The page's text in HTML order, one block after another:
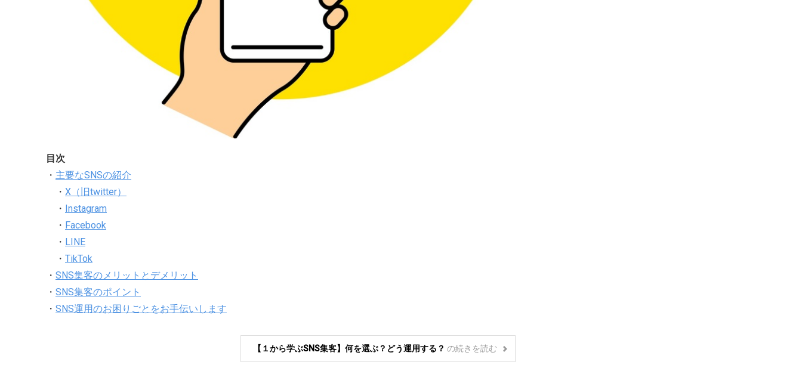
目次
・ 主要なSNSの紹介
・ X（旧twitter）
・ Instagram
・ Facebook
・ LINE
・ TikTok
・ SNS集客のメリットとデメリット
・ SNS集客のポイント
・ SNS運用のお困りごとをお手伝いします
【１から学ぶSNS集客】何を選ぶ？どう運用する？ の続きを読む